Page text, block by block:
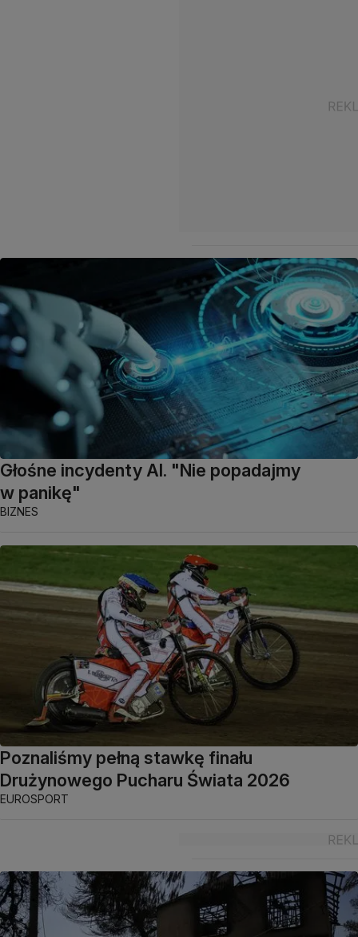
Głośne incydenty AI. "Nie popadajmy
w panikę"
BIZNES
Poznaliśmy pełną stawkę finału
Drużynowego Pucharu Świata 2026
EUROSPORT